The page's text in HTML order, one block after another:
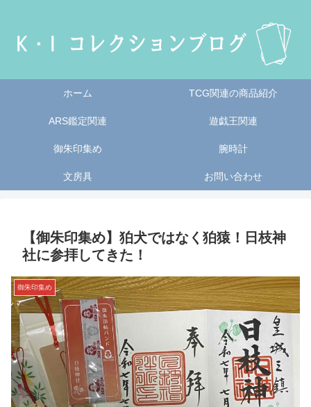
ホーム TCG関連の商品紹介
ARS鑑定関連 遊戯王関連
御朱印集め 腕時計
文房具 お問い合わせ
【御朱印集め】狛犬ではなく狛猿！日枝神
社に参拝してきた！
御朱印集め